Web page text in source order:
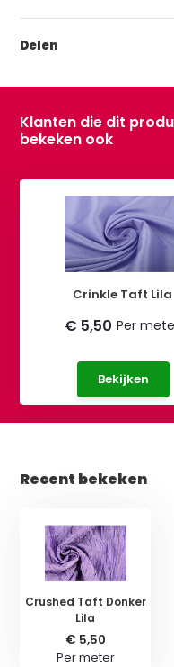
Delen
Klanten die dit
bekeken ook
Crinkle Taft Lila
€ 5,50 Per
Bekijken
Recent bekeken
Crushed Taft Donker
Lila
€ 5,50
Per meter